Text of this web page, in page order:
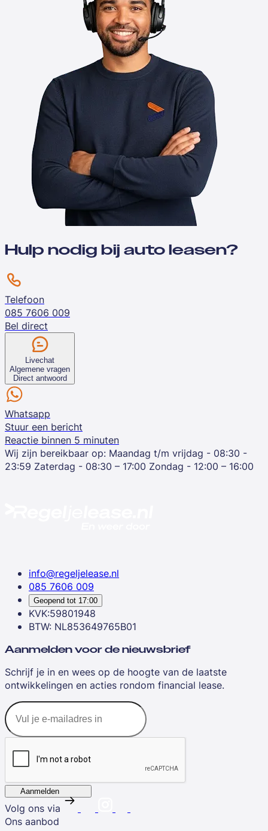
Hulp nodig bij auto leasen?
Telefoon
085 7606 009
Bel direct
Livechat
Algemene vragen
Direct antwoord
Whatsapp
Stuur een bericht
Reactie binnen 5 minuten
Wij zijn bereikbaar op: Maandag t/m vrijdag - 08:30 -
23:59 Zaterdag - 08:30 – 17:00 Zondag - 12:00 – 16:00
info@regeljelease.nl
085 7606 009
Geopend tot 17:00
KVK:59801948
BTW: NL853649765B01
Aanmelden voor de nieuwsbrief
Schrijf je in en wees op de hoogte van de laatste
ontwikkelingen en acties rondom financial lease.
Aanmelden
Volg ons via
Ons aanbod